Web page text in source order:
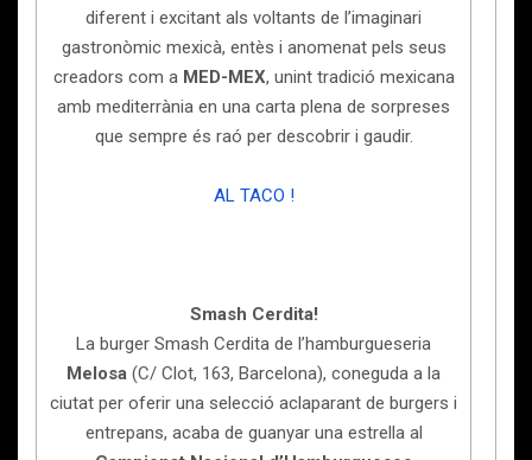
diferent i excitant als voltants de l’imaginari
gastronòmic mexicà, entès i anomenat pels seus
creadors com a MED-MEX, unint tradició mexicana
amb mediterrània en una carta plena de sorpreses
que sempre és raó per descobrir i gaudir.
AL TACO !
Smash Cerdita!
La burger Smash Cerdita de l’hamburgueseria
Melosa (C/ Clot, 163, Barcelona), coneguda a la
ciutat per oferir una selecció aclaparant de burgers i
entrepans, acaba de guanyar una estrella al